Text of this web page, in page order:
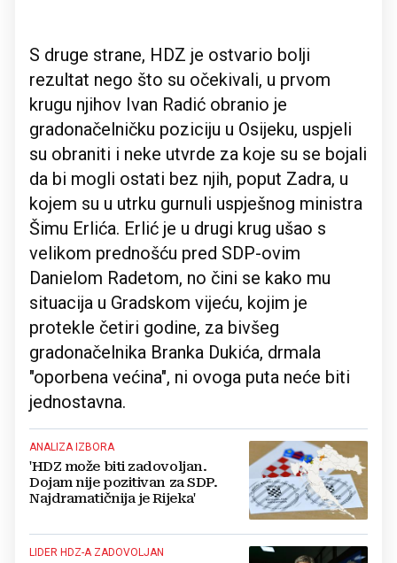
S druge strane, HDZ je ostvario bolji
rezultat nego što su očekivali, u prvom
krugu njihov Ivan Radić obranio je
gradonačelničku poziciju u Osijeku, uspjeli
su obraniti i neke utvrde za koje su se bojali
da bi mogli ostati bez njih, poput Zadra, u
kojem su u utrku gurnuli uspješnog ministra
Šimu Erlića. Erlić je u drugi krug ušao s
velikom prednošću pred SDP-ovim
Danielom Radetom, no čini se kako mu
situacija u Gradskom vijeću, kojim je
protekle četiri godine, za bivšeg
gradonačelnika Branka Dukića, drmala
"oporbena većina", ni ovoga puta neće biti
jednostavna.
ANALIZA IZBORA
'HDZ može biti zadovoljan.
Dojam nije pozitivan za SDP.
Najdramatičnija je Rijeka'
LIDER HDZ-A ZADOVOLJAN